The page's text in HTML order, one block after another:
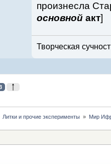
произнесла
основной акт]
Творческая
Литки и прочие эксперименты » Мир